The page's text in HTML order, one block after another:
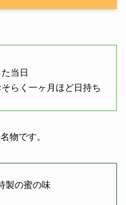
当日
らく一ヶ月ほど日持ち
物です。
製の蜜の味